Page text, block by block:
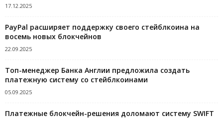
17.12.2025
PayPal расширяет поддержку своего стейблкоина на
восемь новых блокчейнов
22.09.2025
Топ-менеджер Банка Англии предложила создать
платежную систему со стейблкоинами
05.09.2025
Платежные блокчейн-решения доломают систему SWIFT